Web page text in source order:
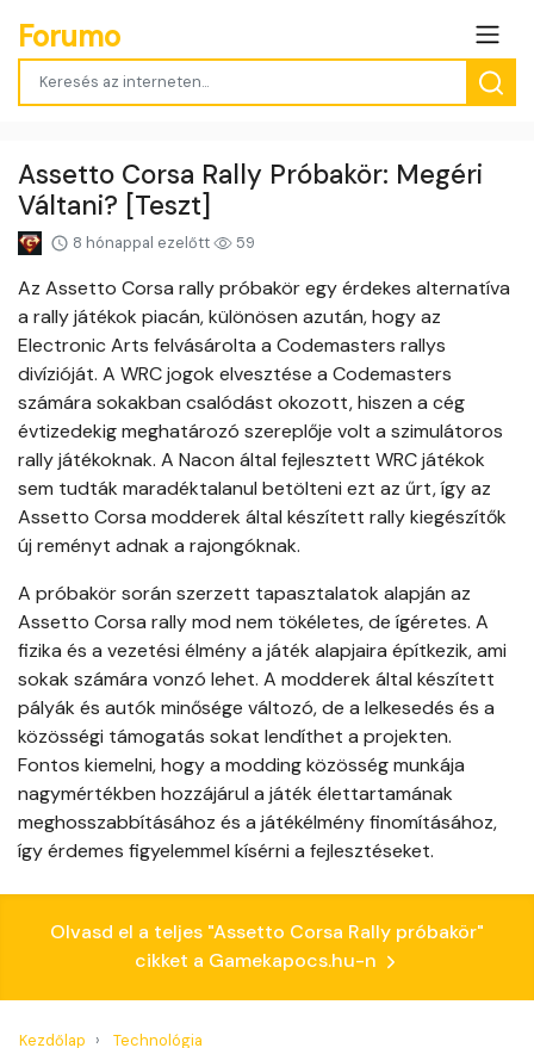
Forumo
Assetto Corsa Rally Próbakör: Megéri
Váltani? [Teszt]
8 hónappal ezelőtt 59
Az Assetto Corsa rally próbakör egy érdekes alternatíva
a rally játékok piacán, különösen azután, hogy az
Electronic Arts felvásárolta a Codemasters rallys
divízióját. A WRC jogok elvesztése a Codemasters
számára sokakban csalódást okozott, hiszen a cég
évtizedekig meghatározó szereplője volt a szimulátoros
rally játékoknak. A Nacon által fejlesztett WRC játékok
sem tudták maradéktalanul betölteni ezt az űrt, így az
Assetto Corsa modderek által készített rally kiegészítők
új reményt adnak a rajongóknak.
A próbakör során szerzett tapasztalatok alapján az
Assetto Corsa rally mod nem tökéletes, de ígéretes. A
fizika és a vezetési élmény a játék alapjaira építkezik, ami
sokak számára vonzó lehet. A modderek által készített
pályák és autók minősége változó, de a lelkesedés és a
közösségi támogatás sokat lendíthet a projekten.
Fontos kiemelni, hogy a modding közösség munkája
nagymértékben hozzájárul a játék élettartamának
meghosszabbításához és a játékélmény finomításához,
így érdemes figyelemmel kísérni a fejlesztéseket.
Olvasd el a teljes "Assetto Corsa Rally próbakör"
cikket a Gamekapocs.hu-n
Kezdőlap
Technológia